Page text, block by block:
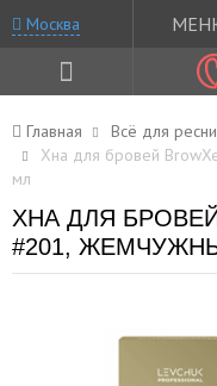
Москва
Главная Всё для
Хна для бровей
мл
ХНА ДЛЯ БРОВЕЙ
#201,